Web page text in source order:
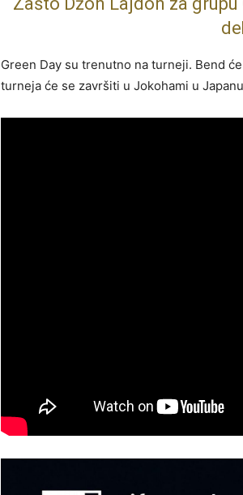
Green Day su trenutno na turneji. Bend
turneja će se završiti u Jokohami u